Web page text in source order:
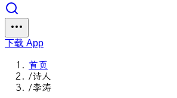
下载 App
首页
/诗人
/李涛